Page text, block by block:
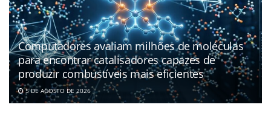
Computadores avaliam milhões de moléculas
para encontrar catalisadores capazes de
produzir combustíveis mais eficientes
5 DE AGOSTO DE 2026